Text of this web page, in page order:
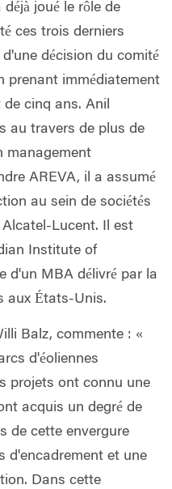
joué le rôle de
ces trois derniers
décision du comité
prenant immédiatement
cinq ans. Anil
au travers de plus de
management
AREVA, il a assumé
au sein de sociétés
Alcatel-Lucent. Il est
Institute of
d'un MBA délivré par la
aux États-Unis.
Balz, commente : «
d'éoliennes
projets ont connu une
acquis un degré de
de cette envergure
d'encadrement et une
Dans cette